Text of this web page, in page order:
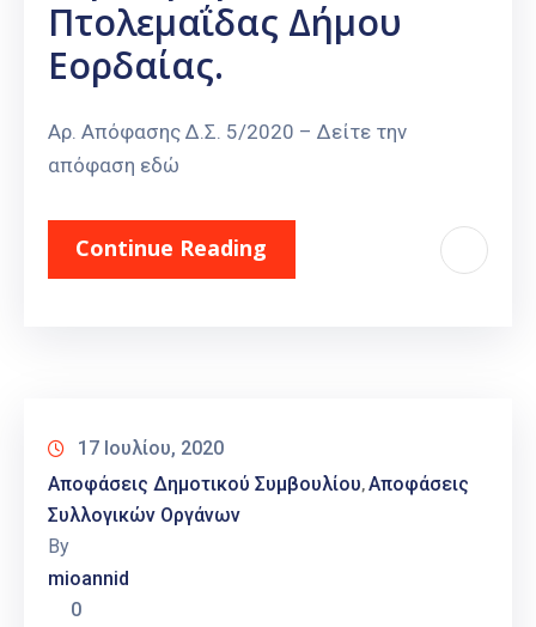
Πτολεμαΐδας Δήμου
Εορδαίας.
Αρ. Απόφασης Δ.Σ. 5/2020 – Δείτε την
απόφαση εδώ
Continue Reading
17 Ιουλίου, 2020
Αποφάσεις Δημοτικού Συμβουλίου‚Αποφάσεις
Συλλογικών Οργάνων
By
mioannid
0